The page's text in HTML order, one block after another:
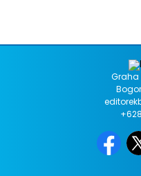
Graha